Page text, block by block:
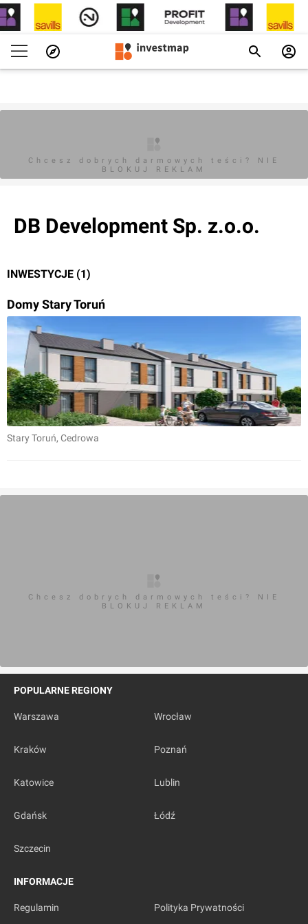
Chcesz dobrych darmowych teści? NIE
BLOKUJ REKLAM
DB Development Sp. z.o.o.
INWESTYCJE (1)
Domy Stary Toruń
Stary Toruń, Cedrowa
Chcesz dobrych darmowych teści? NIE
BLOKUJ REKLAM
POPULARNE REGIONY
Warszawa Wrocław
Kraków Poznań
Katowice Lublin
Gdańsk Łódź
Szczecin
INFORMACJE
Regulamin Polityka Prywatności